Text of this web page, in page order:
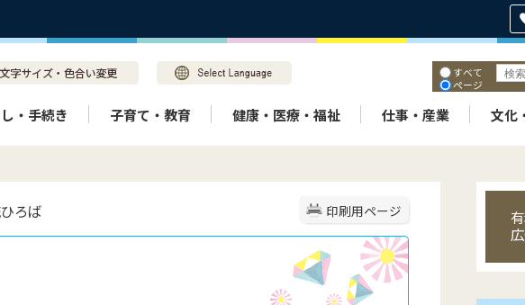
すべて
ページ
・手続き 子育て・教育 健康・医療・福祉 仕事・産業 文化
印刷用ページ
ろば